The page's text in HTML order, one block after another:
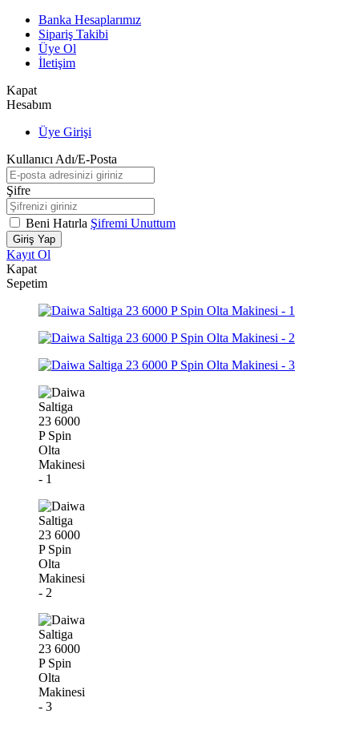
Banka Hesaplarımız
Sipariş Takibi
Üye Ol
İletişim
Kapat
Hesabım
Üye Girişi
Kullanıcı Adı/E-Posta
Şifre
Beni Hatırla Şifremi Unuttum
Giriş Yap
Kayıt Ol
Kapat
Sepetim